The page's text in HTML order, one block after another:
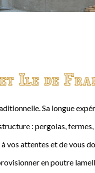
Ile de
Sa longue
: pergolas, fermes,
vos attentes et de vous
en poutre